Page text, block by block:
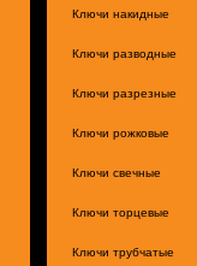
Ключи накидные
Ключи разводные
Ключи разрезные
Ключи рожковые
Ключи свечные
Ключи торцевые
Ключи трубчатые